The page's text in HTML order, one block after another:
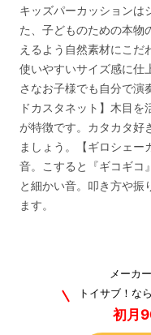
キッズパーカッションは
た、子どものための本物
えるよう自然素材にこだ
使いやすいサイズ感に仕
さなお子様でも自分で演
ドカスタネット】木目
が特徴です。カタカタ好
ましょう。【ギロシェー
音。こすると『ギコギコ
と細かい音。叩き方や振
ます。
メーカ
トイサブ！な
初月